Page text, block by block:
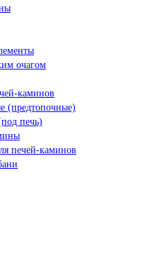
очагом
каминов
(предтопочные)
печь)
печей-каминов